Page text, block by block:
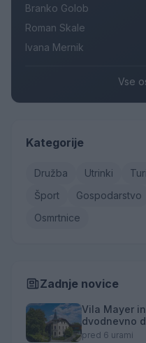
Branko Golob
Roman Skale
Ivana Mernik
Vse
Kategorije
Družba Utrinki
Šport
Gospodarstvo
Osmrtnice
Zadnje novice
Vila Mayer
dvodnevno
pred 6 urami